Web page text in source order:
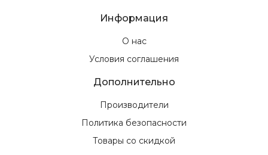
Информация
О нас
Условия соглашения
Дополнительно
Производители
Политика безопасности
Товары со скидкой